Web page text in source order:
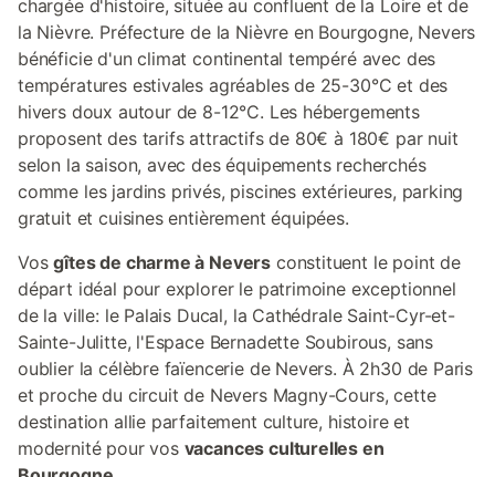
chargée d'histoire, située au confluent de la Loire et de
la Nièvre. Préfecture de la Nièvre en Bourgogne, Nevers
bénéficie d'un climat continental tempéré avec des
températures estivales agréables de 25-30°C et des
hivers doux autour de 8-12°C. Les hébergements
proposent des tarifs attractifs de 80€ à 180€ par nuit
selon la saison, avec des équipements recherchés
comme les jardins privés, piscines extérieures, parking
gratuit et cuisines entièrement équipées.
Vosgîtes de charme à Nevers constituent le point de
départ idéal pour explorer le patrimoine exceptionnel
de la ville: le Palais Ducal, la Cathédrale Saint-Cyr-et-
Sainte-Julitte, l'Espace Bernadette Soubirous, sans
oublier la célèbre faïencerie de Nevers. À 2h30 de Paris
et proche du circuit de Nevers Magny-Cours, cette
destination allie parfaitement culture, histoire et
modernité pour vos vacances culturelles en